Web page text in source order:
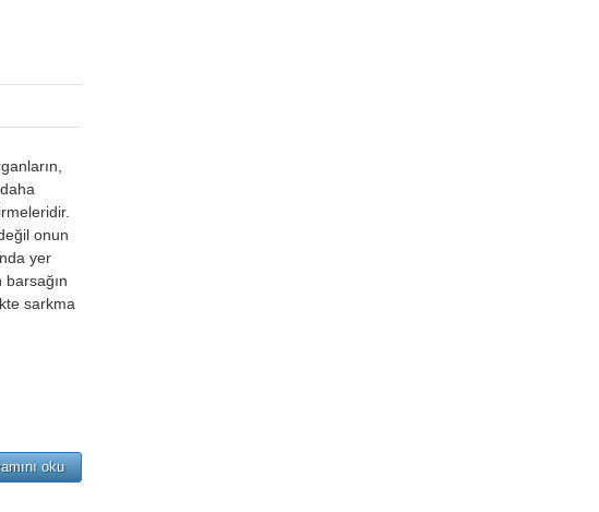
onun
yer
barsağın
sarkma
oku